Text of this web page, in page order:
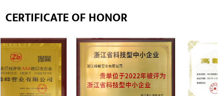
CERTIFICATE OF HONOR